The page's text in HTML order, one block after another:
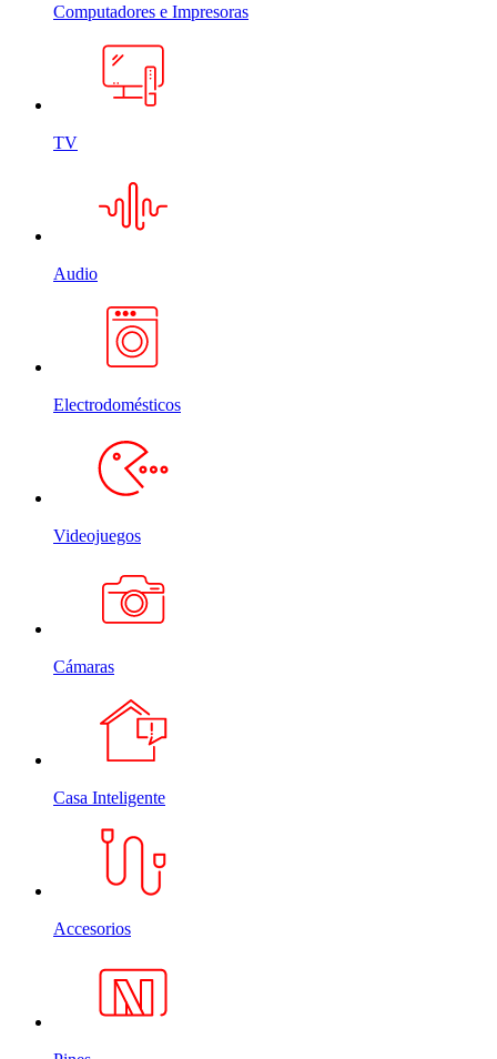
Computadores e Impresoras
TV
Audio
Electrodomésticos
Videojuegos
Cámaras
Casa Inteligente
Accesorios